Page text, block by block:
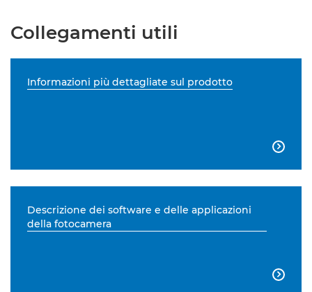
Collegamenti utili
Informazioni più dettagliate sul prodotto

Descrizione dei software e delle applicazioni
della fotocamera
